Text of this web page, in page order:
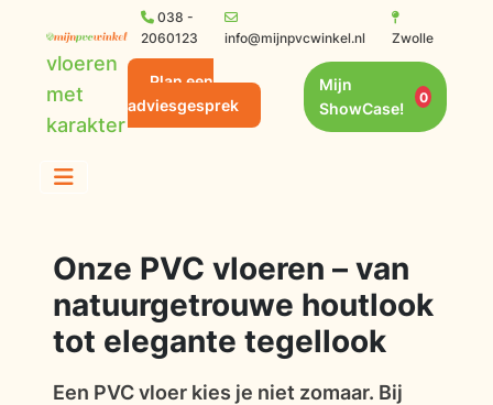
vloeren
met
karakter
038 -
2060123
info@mijnpvcwinkel.nl Zwolle
Plan een
adviesgesprek
Mijn
ShowCase!
0
Onze PVC vloeren – van
natuurgetrouwe houtlook
tot elegante tegellook
Een PVC vloer kies je niet zomaar. Bij